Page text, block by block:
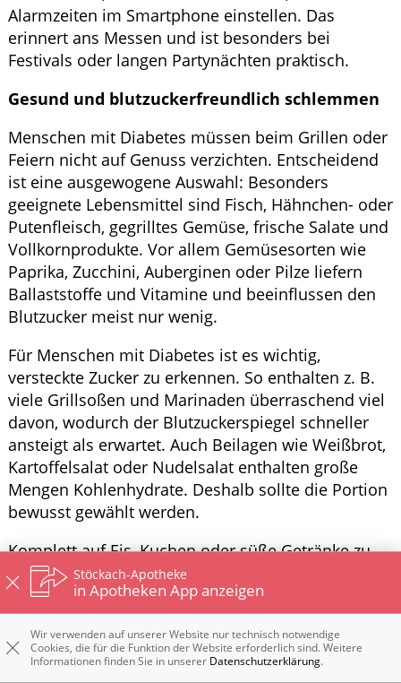
Alarmzeiten im Smartphone einstellen. Das
erinnert ans Messen und ist besonders bei
Festivals oder langen Partynächten praktisch.
Gesund und blutzuckerfreundlich schlemmen
Menschen mit Diabetes müssen beim Grillen oder
Feiern nicht auf Genuss verzichten. Entscheidend
ist eine ausgewogene Auswahl: Besonders
geeignete Lebensmittel sind Fisch, Hähnchen- oder
Putenfleisch, gegrilltes Gemüse, frische Salate und
Vollkornprodukte. Vor allem Gemüsesorten wie
Paprika, Zucchini, Auberginen oder Pilze liefern
Ballaststoffe und Vitamine und beeinflussen den
Blutzucker meist nur wenig.
Für Menschen mit Diabetes ist es wichtig,
versteckte Zucker zu erkennen. So enthalten z. B.
viele Grillsoßen und Marinaden überraschend viel
davon, wodurch der Blutzuckerspiegel schneller
ansteigt als erwartet. Auch Beilagen wie Weißbrot,
Kartoffelsalat oder Nudelsalat enthalten große
Mengen Kohlenhydrate. Deshalb sollte die Portion
bewusst gewählt werden.
Komplett auf Eis, Kuchen oder süße Getränke zu
verzichten ist nicht zwingend notwendig.
Entscheidend ist, die Menge im Blick zu behalten
und den Einfluss auf den Blutzucker zu
berücksichtigen. Frisches Obst kann eine gute
Alternative darstellen. Dennoch enthalten auch
Stöckach-Apotheke
in Apotheken App anzeigen
Wir verwenden auf unserer Website nur technisch notwendige
Cookies, die für die Funktion der Website erforderlich sind. Weitere
Informationen finden Sie in unserer Datenschutzerklärung.